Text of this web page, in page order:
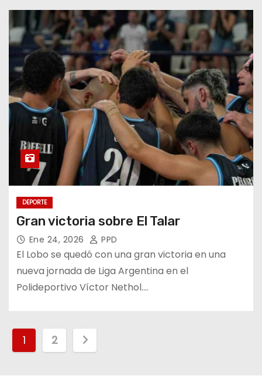
DEPORTE
Gran victoria sobre El Talar
Ene 24, 2026 PPD
El Lobo se quedó con una gran victoria en una
nueva jornada de Liga Argentina en el
Polideportivo Víctor Nethol.…
1 2